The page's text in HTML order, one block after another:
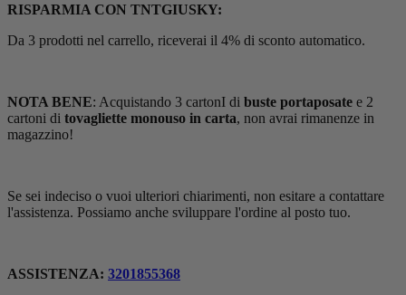
RISPARMIA CON TNTGIUSKY:
Da 3 prodotti nel carrello, riceverai il 4% di sconto automatico.
NOTA BENE: Acquistando 3 cartonI di buste portaposate e 2
cartoni di tovagliette monouso in carta, non avrai rimanenze in
magazzino!
Se sei indeciso o vuoi ulteriori chiarimenti, non esitare a contattare
l'assistenza. Possiamo anche sviluppare l'ordine al posto tuo.
ASSISTENZA: 3201855368